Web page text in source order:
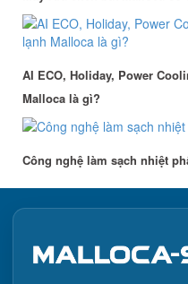
AI ECO, Holiday, Power
Malloca là gì?
Công nghệ làm sạch nhiệt